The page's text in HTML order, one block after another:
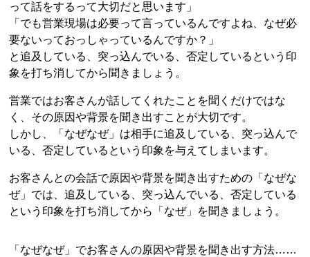
って話をするって大切だと思います」
「でも営業現場は必要って言っているんですよね、なぜ必
要ないっておっしゃっているんですか？」
と追及している、突っ込んでいる、否定しているという印
象を打ち消してから聞きましょう。
営業ではお客さんが話してくれたことを聞くだけではな
く、その原因や背景を聞き出すことが大切です。
しかし、「なぜなぜ」は相手に追及している、突っ込んで
いる、否定しているという印象を与えてしまいます。
お客さんとの会話で原因や背景を聞き出すための「なぜな
ぜ」では、追及している、突っ込んでいる、否定している
という印象を打ち消してから「なぜ」を聞きましょう。
「なぜなぜ」でお客さんの原因や背景を聞き出す方法……